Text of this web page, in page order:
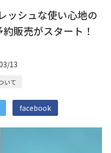
ッシュな使い心地の
販売がスタート！
13
いて
facebook